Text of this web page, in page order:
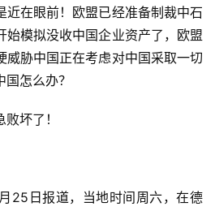
近在眼前！欧盟已经准备制裁中石
始模拟没收中国企业资产了，欧盟
威胁中国正在考虑对中国采取一切
怎么办？
坏了！
25日报道，当地时间周六，在德